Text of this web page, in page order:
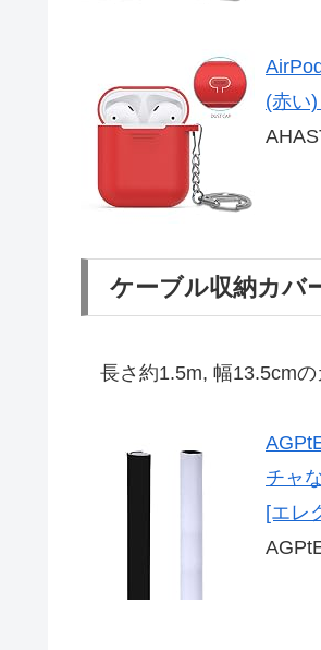
(赤い
ケーブル収納カバ
長さ約1.5m, 幅13.5cmの
チャ
[エレ